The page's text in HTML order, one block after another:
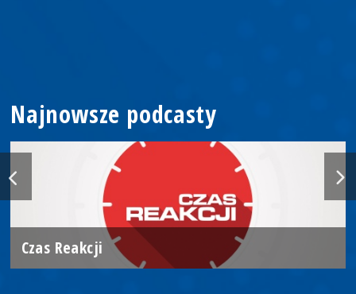
Najnowsze podcasty
Czas Reakcji